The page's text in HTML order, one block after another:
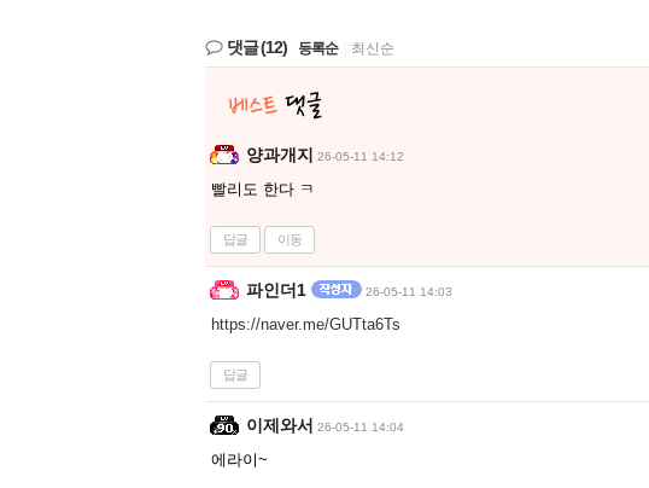
댓글(12) 등록순 최신순
양과개지 26-05-11 14:12
빨리도 한다 ㅋ
답글 이동
파인더1 26-05-11 14:03
https://naver.me/GUTta6Ts
답글
이제와서 26-05-11 14:04
에라이~